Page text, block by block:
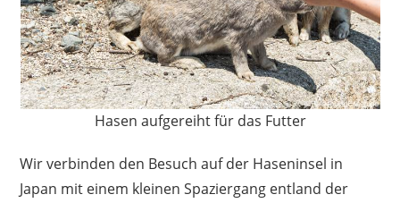
Hasen aufgereiht für das Futter
Wir verbinden den Besuch auf der Haseninsel in
Japan mit einem kleinen Spaziergang entland der